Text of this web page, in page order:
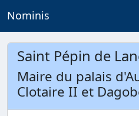
Nominis
Saint Pépin de
Maire du palais
Clotaire II et